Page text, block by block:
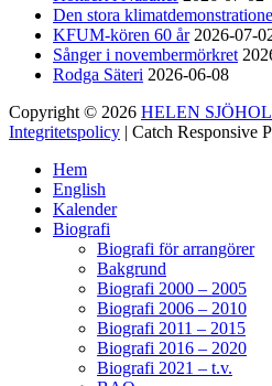
Helen
2 months ago
Hurra!!
Nu släpps
gäng att få hänga
med oss ni med!🤩
Ticketmaster.se.
129 7 4
Den stora
KFUM-kören 60 år 2026-07-
Sånger i novembermörkret
Rodga Säteri 2026-06-08
Copyright © 2026 HELEN
Integritetspolicy | Catch Responsive
Hem
English
Kalender
Biografi
Biografi för arrangörer
Bakgrund
Biografi 2000 – 2005
Biografi 2006 – 2010
Biografi 2011 – 2015
Biografi 2016 – 2020
Biografi 2021 – t.v.